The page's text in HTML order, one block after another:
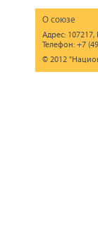
О союзе
Адрес:
Телефон: +7
© 2012